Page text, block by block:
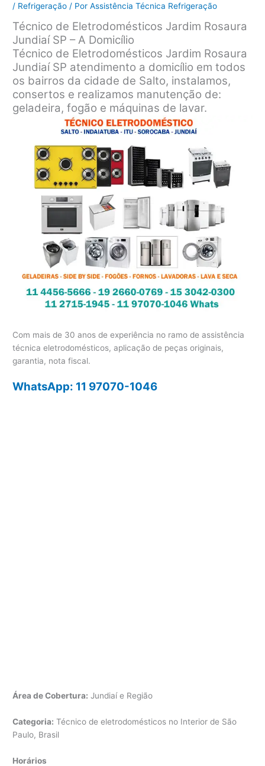
/ Refrigeração / PorAssistência Técnica Refrigeração
Técnico de Eletrodomésticos Jardim Rosaura
Jundiaí SP – A Domicílio
Técnico de Eletrodomésticos Jardim Rosaura
Jundiaí SP atendimento a domicílio em todos
os bairros da cidade de Salto, instalamos,
consertos e realizamos manutenção de:
geladeira, fogão e máquinas de lavar.
Com mais de 30 anos de experiência no ramo de assistência
técnica eletrodomésticos, aplicação de peças originais,
garantia, nota fiscal.
WhatsApp: 11 97070-1046
Área de Cobertura: Jundiaí e Região
Categoria: Técnico de eletrodomésticos no Interior de São
Paulo, Brasil
Horários